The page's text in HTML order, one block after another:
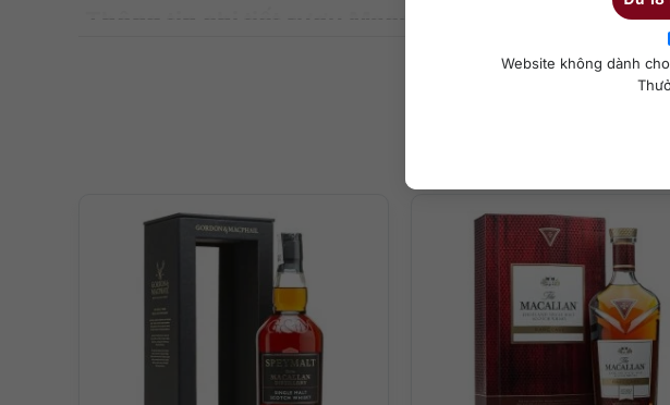
Website không dành
Thông tin chi tiết rượu Macallan Concept No. 3
Màu sắc: Màu vàng California Gold
Cách thưởng thức: Uống nguyên chất, cùng đá hoặc pha chế cocktail
Quy cách: Thùng 6 chai
Khám phá thế giới ngọt ngào trong từng giọt rượu
Sự sang trọng của chai rượu được thể hiện ngay ở tông màu vàng California
mặt đầy ngọt ngào của quả lê và quả mơ tươi; tiếp đến là sự nhẹ nhàng của gia